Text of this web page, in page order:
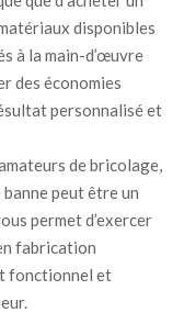
disponibles
à la main-d’œuvre
des économies
personnalisé et
de bricolage,
peut être un
permet d’exercer
fabrication
fonctionnel et